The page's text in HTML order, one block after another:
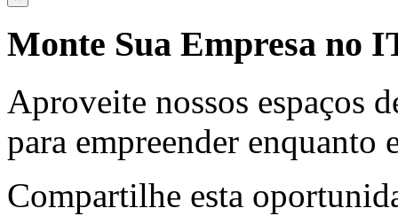
Monte Sua Empresa no
Aproveite nossos espaços
para empreender enquanto
Compartilhe esta